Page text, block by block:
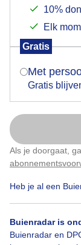
10%
Elk
Gratis
Met
Gratis
Als je doorgaat,
Heb je al een
Buienradar is
Buienradar en
Door: Dilia van Zon
verschijnt